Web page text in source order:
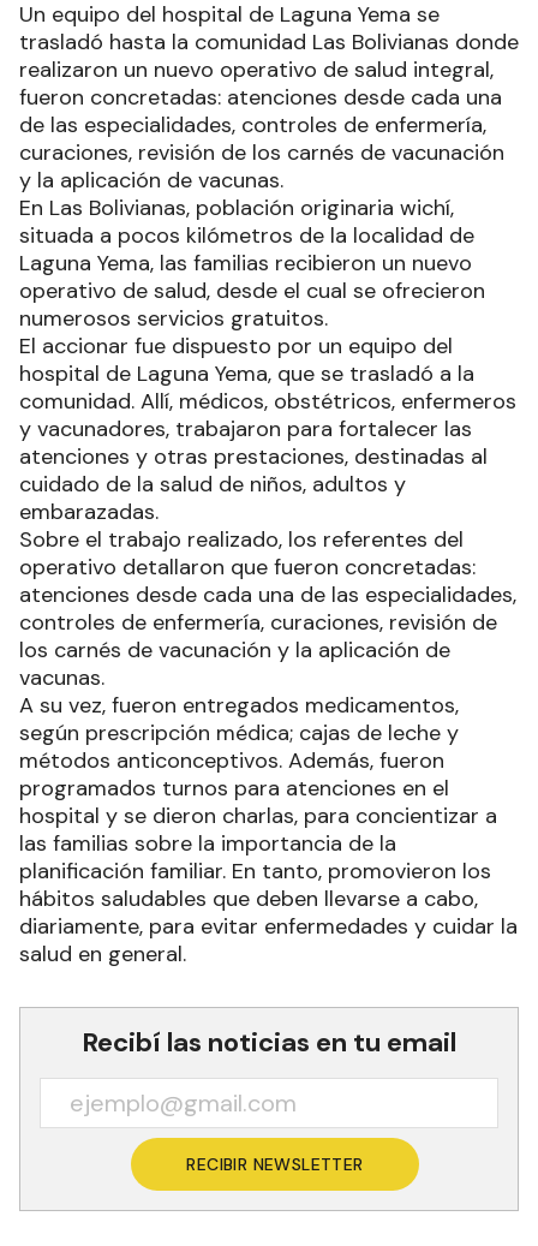
Un equipo del hospital de Laguna Yema se
trasladó hasta la comunidad Las Bolivianas donde
realizaron un nuevo operativo de salud integral,
fueron concretadas: atenciones desde cada una
de las especialidades, controles de enfermería,
curaciones, revisión de los carnés de vacunación
y la aplicación de vacunas.
En Las Bolivianas, población originaria wichí,
situada a pocos kilómetros de la localidad de
Laguna Yema, las familias recibieron un nuevo
operativo de salud, desde el cual se ofrecieron
numerosos servicios gratuitos.
El accionar fue dispuesto por un equipo del
hospital de Laguna Yema, que se trasladó a la
comunidad. Allí, médicos, obstétricos, enfermeros
y vacunadores, trabajaron para fortalecer las
atenciones y otras prestaciones, destinadas al
cuidado de la salud de niños, adultos y
embarazadas.
Sobre el trabajo realizado, los referentes del
operativo detallaron que fueron concretadas:
atenciones desde cada una de las especialidades,
controles de enfermería, curaciones, revisión de
los carnés de vacunación y la aplicación de
vacunas.
A su vez, fueron entregados medicamentos,
según prescripción médica; cajas de leche y
métodos anticonceptivos. Además, fueron
programados turnos para atenciones en el
hospital y se dieron charlas, para concientizar a
las familias sobre la importancia de la
planificación familiar. En tanto, promovieron los
hábitos saludables que deben llevarse a cabo,
diariamente, para evitar enfermedades y cuidar la
salud en general.
Recibí las noticias en tu email
RECIBIR NEWSLETTER